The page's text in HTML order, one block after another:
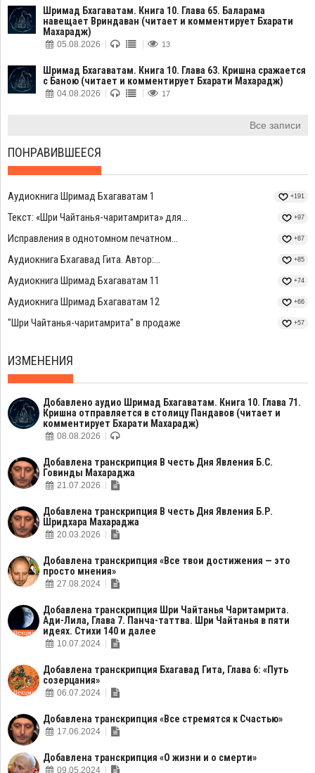
Шримад Бхагаватам. Книга 10. Глава 65. Баларама
навещает Вриндаван (читает и комментирует Бхарати
Махарадж)
05.08.2026 13
Шримад Бхагаватам. Книга 10. Глава 63. Кришна сражается
с Баною (читает и комментирует Бхарати Махарадж)
04.08.2026 17
Все записи
ПОНРАВИВШЕЕСЯ
Аудиокнига Шримад Бхагаватам 1 +191
Текст: «Шри Чайтанья-чаритамрита» для... +97
Исправления в однотомном печатном... +87
Аудиокнига Бхагавад Гита. Автор:... +85
Аудиокнига Шримад Бхагаватам 11 +74
Аудиокнига Шримад Бхагаватам 12 +66
"Шри Чайтанья-чаритамрита" в продаже +57
ИЗМЕНЕНИЯ
Добавлено аудио Шримад Бхагаватам. Книга 10. Глава 71.
Кришна отправляется в столицу Пандавов (читает и
комментирует Бхарати Махарадж)
08.08.2026
Добавлена транскрипция В честь Дня Явления Б.С.
Говинды Махараджа
21.07.2026
Добавлена транскрипция В честь Дня Явления Б.Р.
Шридхара Махараджа
20.03.2026
Добавлена транскрипция «Все твои достижения — это
просто мнения»
27.08.2024
Добавлена транскрипция Шри Чайтанья Чаритамрита.
Ади-Лила, Глава 7. Панча-таттва. Шри Чайтанья в пяти
идеях. Стихи 140 и далее
10.07.2024
Добавлена транскрипция Бхагавад Гита, Глава 6: «Путь
созерцания»
06.07.2024
Добавлена транскрипция «Все стремятся к Счастью»
17.06.2024
Добавлена транскрипция «О жизни и о смерти»
09.05.2024